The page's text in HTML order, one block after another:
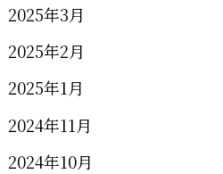
2025年3月
2025年2月
2025年1月
2024年11月
2024年10月